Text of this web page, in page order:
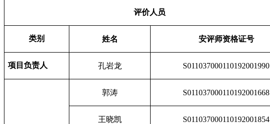
评价人员
类别 姓名 安评师资格证号
项目负责人 孔岩龙 S011037000110192001990
郭涛 S011037000110192001668
王晓凯 S011037000110192001854